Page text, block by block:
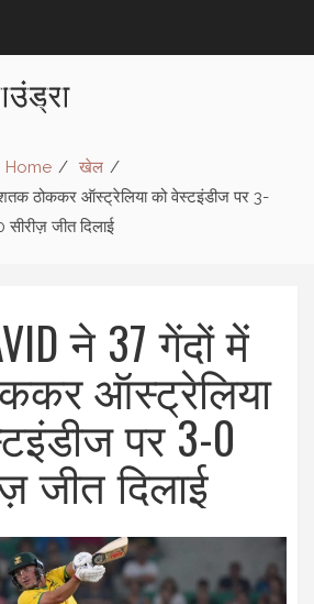
Home
खेल
ठोककर ऑस्ट्रेलिया को वेस्टइंडीज पर 3-
सीरीज़ जीत दिलाई
ने 37 गेंदों में
ऑस्ट्रेलिया
पर 3-0
जीत दिलाई